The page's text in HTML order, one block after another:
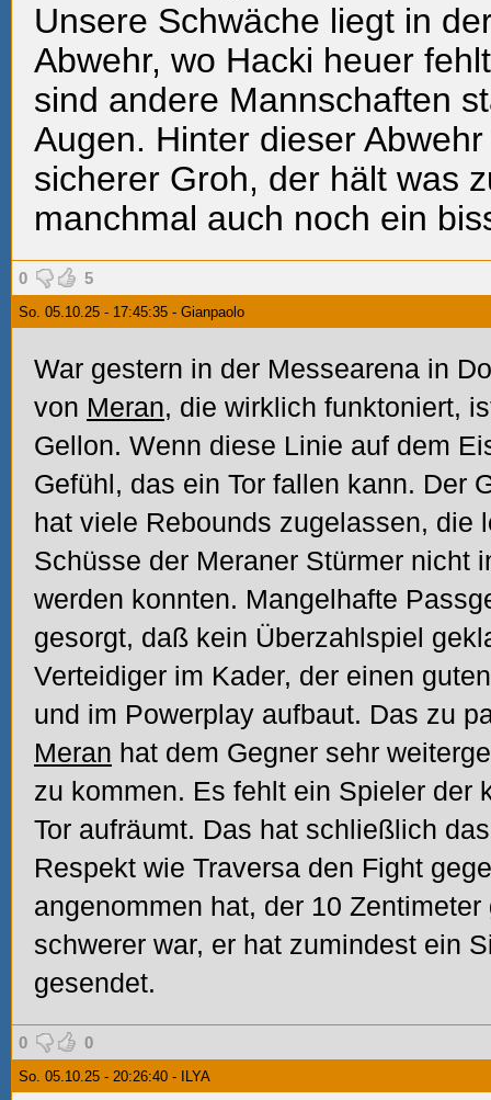
Unsere Schwäche liegt in
Abwehr, wo Hacki heuer
sind andere Mannschaften
Augen. Hinter dieser
sicherer Groh, der hält was
manchmal auch noch ein
0 5
So. 05.10.25 - 17:45:35 - Gianpaolo
War gestern in der Messearena in
von Meran, die wirklich funktoniert,
Gellon. Wenn diese Linie auf dem
Gefühl, das ein Tor fallen kann. Der
hat viele Rebounds zugelassen, die
Schüsse der Meraner Stürmer nicht
werden konnten. Mangelhafte
gesorgt, daß kein Überzahlspiel
Verteidiger im Kader, der einen
und im Powerplay aufbaut. Das zu
Meran hat dem Gegner sehr
zu kommen. Es fehlt ein Spieler der
Tor aufräumt. Das hat schließlich
Respekt wie Traversa den Fight
angenommen hat, der 10
schwerer war, er hat zumindest ein
gesendet.
0 0
So. 05.10.25 - 20:26:40 - ILYA